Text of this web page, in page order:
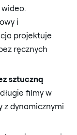
i
projektuje
ręcznych
sztuczną
filmy w
z dynamicznymi